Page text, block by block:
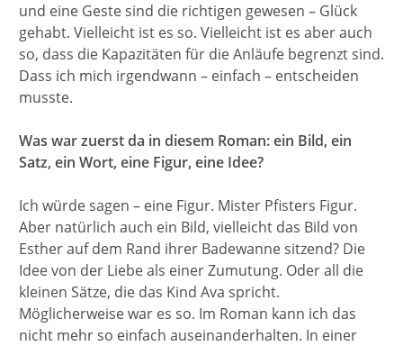
und eine Geste sind die richtigen gewesen – Glück
gehabt. Vielleicht ist es so. Vielleicht ist es aber auch
so, dass die Kapazitäten für die Anläufe begrenzt sind.
Dass ich mich irgendwann – einfach – entscheiden
musste.
Was war zuerst da in diesem Roman: ein Bild, ein
Satz, ein Wort, eine Figur, eine Idee?
Ich würde sagen – eine Figur. Mister Pfisters Figur.
Aber natürlich auch ein Bild, vielleicht das Bild von
Esther auf dem Rand ihrer Badewanne sitzend? Die
Idee von der Liebe als einer Zumutung. Oder all die
kleinen Sätze, die das Kind Ava spricht.
Möglicherweise war es so. Im Roman kann ich das
nicht mehr so einfach auseinanderhalten. In einer